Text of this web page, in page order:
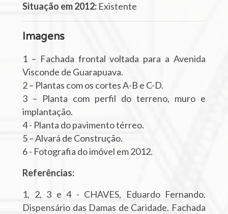
Situação em 2012: Existente
Imagens
1 – Fachada frontal voltada para a Avenida
Visconde de Guarapuava.
2 – Plantas com os cortes A-B e C-D.
3 – Planta com perfil do terreno, muro e
implantação.
4 - Planta do pavimento térreo.
5 – Alvará de Construção.
6 - Fotografia do imóvel em 2012.
Referências:
1, 2, 3 e 4 - CHAVES, Eduardo Fernando.
Dispensário das Damas de Caridade. Fachada